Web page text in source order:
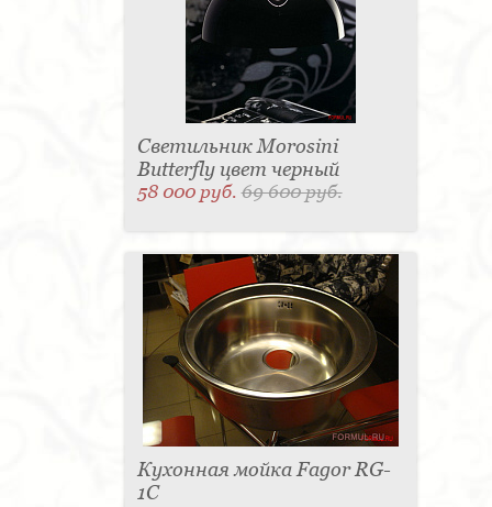
Светильник Morosini
Butterfly цвет черный
58 000 руб.69 600 руб.
Кухонная мойка Fagor RG-
1C